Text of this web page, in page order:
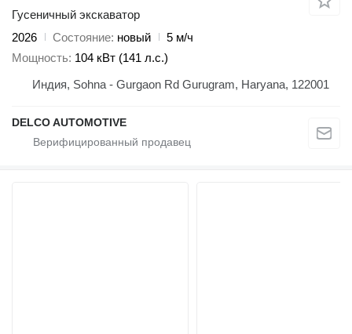
Гусеничный экскаватор
2026
Состояние новый
5 м/ч
Мощность 104 кВт (141 л.с.)
Индия, Sohna - Gurgaon Rd Gurugram, Haryana, 122001
DELCO AUTOMOTIVE